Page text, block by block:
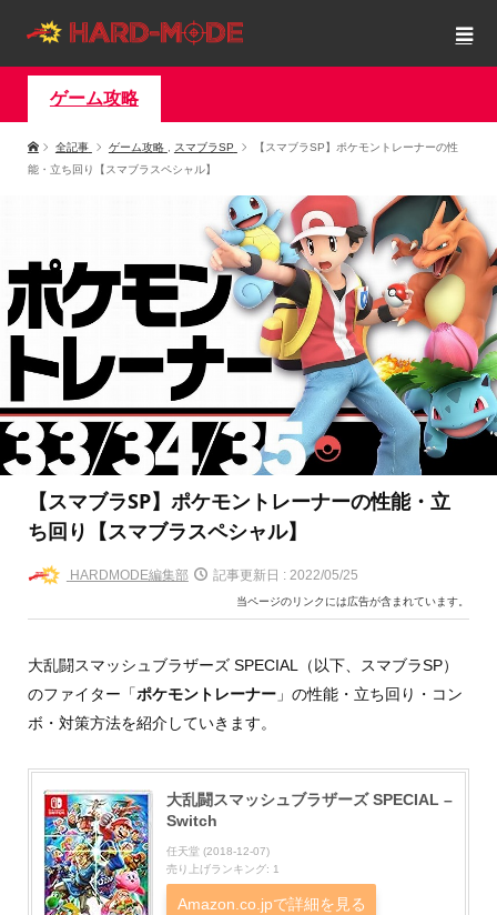
ゲーム攻略
全記事 ゲーム攻略 スマブラSP
【スマブラSP】ポケモントレーナーの性
能・立ち回り【スマブラスペシャル】
【スマブラSP】ポケモントレーナーの性能・立
ち回り【スマブラスペシャル】
HARDMODE編集部 記事更新日 : 2022/05/25
当ページのリンクには広告が含まれています。
大乱闘スマッシュブラザーズ SPECIAL（以下、スマブラSP）
のファイター「ポケモントレーナー」の性能・立ち回り・コン
ボ・対策方法を紹介していきます。
大乱闘スマッシュブラザーズ SPECIAL –
Switch
任天堂 (2018-12-07)
売り上げランキング: 1
Amazon.co.jpで詳細を見る